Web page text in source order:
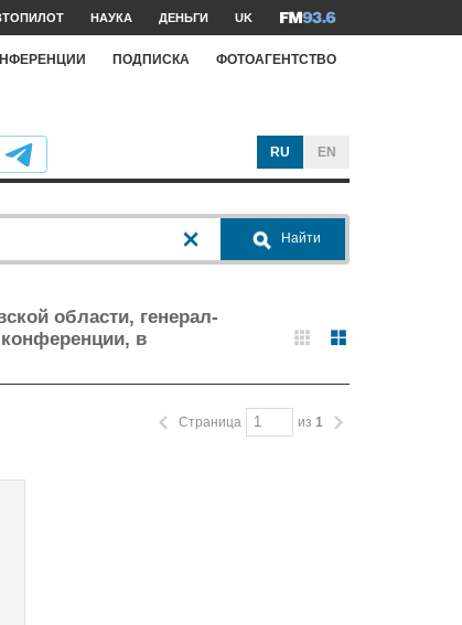
НАУКА ДЕНЬГИ UK
ПОДПИСКА ФОТОАГЕНТСТВО
RU EN
Найти
области, генерал-
в
Страница из 1